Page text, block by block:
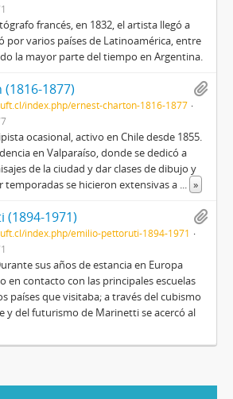
francés, en 1832, el artista llegó a
por varios países de Latinoamérica, entre
la mayor parte del tiempo en Argentina.
1877)
index.php/ernest-charton-1816-1877
ocasional, activo en Chile desde 1855.
en Valparaíso, donde se dedicó a
de la ciudad y dar clases de dibujo y
temporadas se hicieron extensivas a ... »
1971)
index.php/emilio-pettoruti-1894-1971
sus años de estancia en Europa
en contacto con las principales escuelas
países que visitaba; a través del cubismo
y del futurismo de Marinetti se acercó al